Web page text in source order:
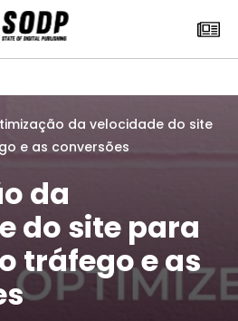
da velocidade do site
e as conversões
da
do site para
tráfego e as